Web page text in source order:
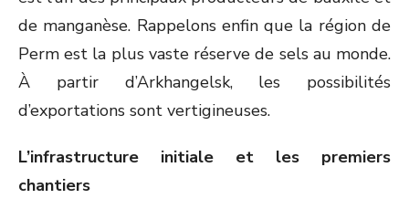
de manganèse. Rappelons enfin que la région de
Perm est la plus vaste réserve de sels au monde.
À partir d’Arkhangelsk, les possibilités
d’exportations sont vertigineuses.
L’infrastructure initiale et les premiers
chantiers